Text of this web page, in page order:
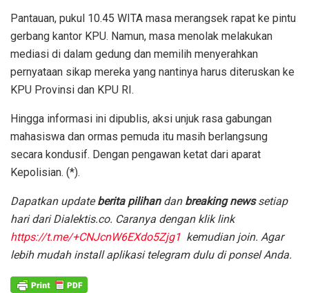
Pantauan, pukul 10.45 WITA masa merangsek rapat ke pintu
gerbang kantor KPU. Namun, masa menolak melakukan
mediasi di dalam gedung dan memilih menyerahkan
pernyataan sikap mereka yang nantinya harus diteruskan ke
KPU Provinsi dan KPU RI.
Hingga informasi ini dipublis, aksi unjuk rasa gabungan
mahasiswa dan ormas pemuda itu masih berlangsung
secara kondusif. Dengan pengawan ketat dari aparat
Kepolisian. (*).
Dapatkan updateberita pilihan dan breaking newssetiap
hari dari Dialektis.co. Caranya dengan klik link
https://t.me/+CNJcnW6EXdo5Zjg1 kemudian join. Agar
lebih mudah install aplikasi telegram dulu di ponsel Anda.